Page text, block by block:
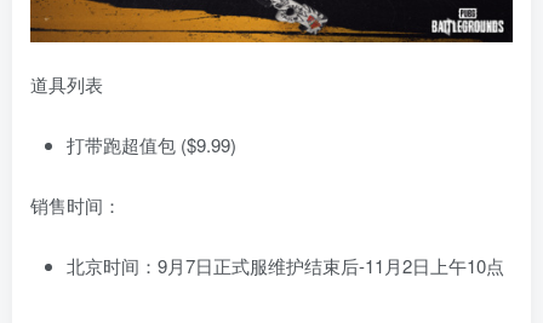
道具列表
打带跑超值包 ($9.99)
销售时间：
北京时间：9月7日正式服维护结束后-11月2日上午10点